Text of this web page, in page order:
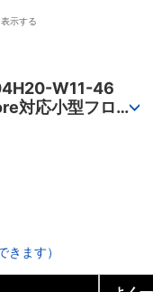
示する
W11-46
対応小型フロア
ます）